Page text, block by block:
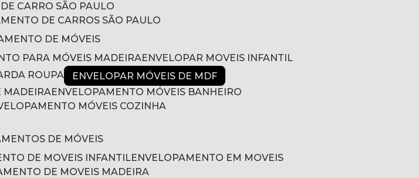
CARRO SÃO PAULO
DE CARROS SÃO PAULO
DE MÓVEIS
PARA MÓVEIS MADEIRA
ENVELOPAR MOVEIS INFANTIL
ROUPA
ENVELOPAR MÓVEIS DE MDF
MADEIRA
ENVELOPAMENTO MÓVEIS BANHEIRO
MÓVEIS COZINHA
DE MÓVEIS
DE MOVEIS INFANTIL
ENVELOPAMENTO EM MOVEIS
DE MOVEIS MADEIRA